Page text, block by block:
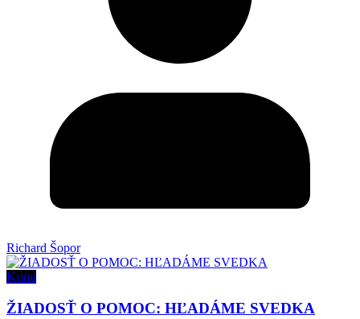
Richard Šopor
Krimi
ŽIADOSŤ O POMOC: HĽADÁME SVEDKA